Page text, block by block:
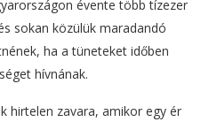
évente több tízezer
sokan közülük maradandó
ha a tüneteket időben
hívnának.
hirtelen zavara, amikor egy ér